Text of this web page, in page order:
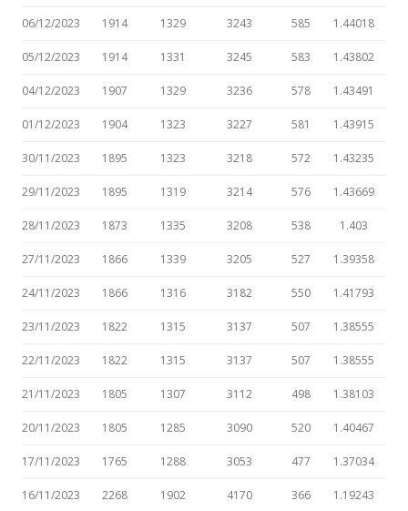
06/12/2023 1914 1329 3243 585 1.44018
05/12/2023 1914 1331 3245 583 1.43802
04/12/2023 1907 1329 3236 578 1.43491
01/12/2023 1904 1323 3227 581 1.43915
30/11/2023 1895 1323 3218 572 1.43235
29/11/2023 1895 1319 3214 576 1.43669
28/11/2023 1873 1335 3208 538 1.403
27/11/2023 1866 1339 3205 527 1.39358
24/11/2023 1866 1316 3182 550 1.41793
23/11/2023 1822 1315 3137 507 1.38555
22/11/2023 1822 1315 3137 507 1.38555
21/11/2023 1805 1307 3112 498 1.38103
20/11/2023 1805 1285 3090 520 1.40467
17/11/2023 1765 1288 3053 477 1.37034
16/11/2023 2268 1902 4170 366 1.19243